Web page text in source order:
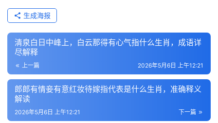
生成海报
清泉白日中峰上，白云那得有心气指什么生肖，成语详
尽解释
上一篇 2026年5月6日 上午12:21
郎郎有情妾有意红妆待嫁指代表是什么生肖，准确释义
解读
下一篇
2026年5月6日 上午12:21